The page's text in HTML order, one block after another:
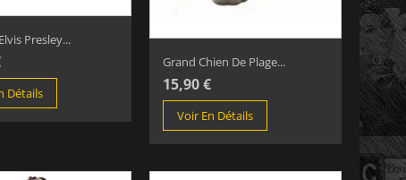
Presley...
Détails
Grand Chien De Plage...
15,90 €
Voir En Détails